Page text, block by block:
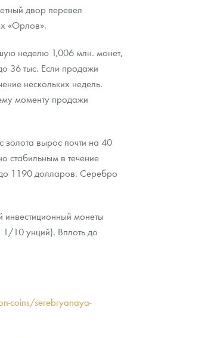
двор перевел
«Орлов».
неделю 1,006 млн. монет,
36 тыс. Если продажи
нескольких недель.
моменту продажи
вырос почти на 40
стабильным в течение
1190 долларов. Серебро
монеты
10 унций). Вплоть до
coins/serebryanaya-